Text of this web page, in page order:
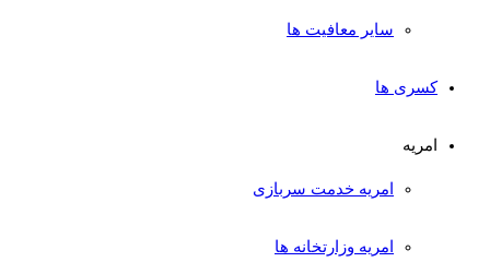
سایر معافیت ها
کسری ها
امریه
امریه خدمت سربازی
امریه وزارتخانه ها